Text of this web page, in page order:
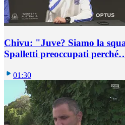
Chivu: "Juve? Siamo la
Spalletti preoccupati
01:30